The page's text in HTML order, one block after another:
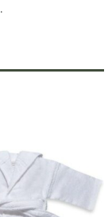
.